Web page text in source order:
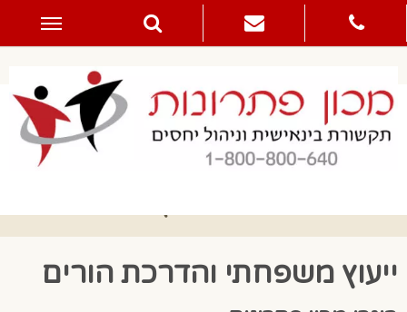
ייעוץ משפחתי והדרכת הורים